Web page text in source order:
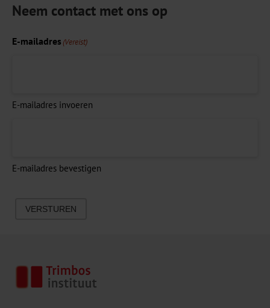
Neem contact met ons op
E-mailadres (Vereist)
E-mailadres invoeren
E-mailadres bevestigen
VERSTUREN